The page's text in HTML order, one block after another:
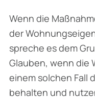
Wenn die
der
spreche es dem
Glauben, wenn die
einem solchen Fall
behalten und